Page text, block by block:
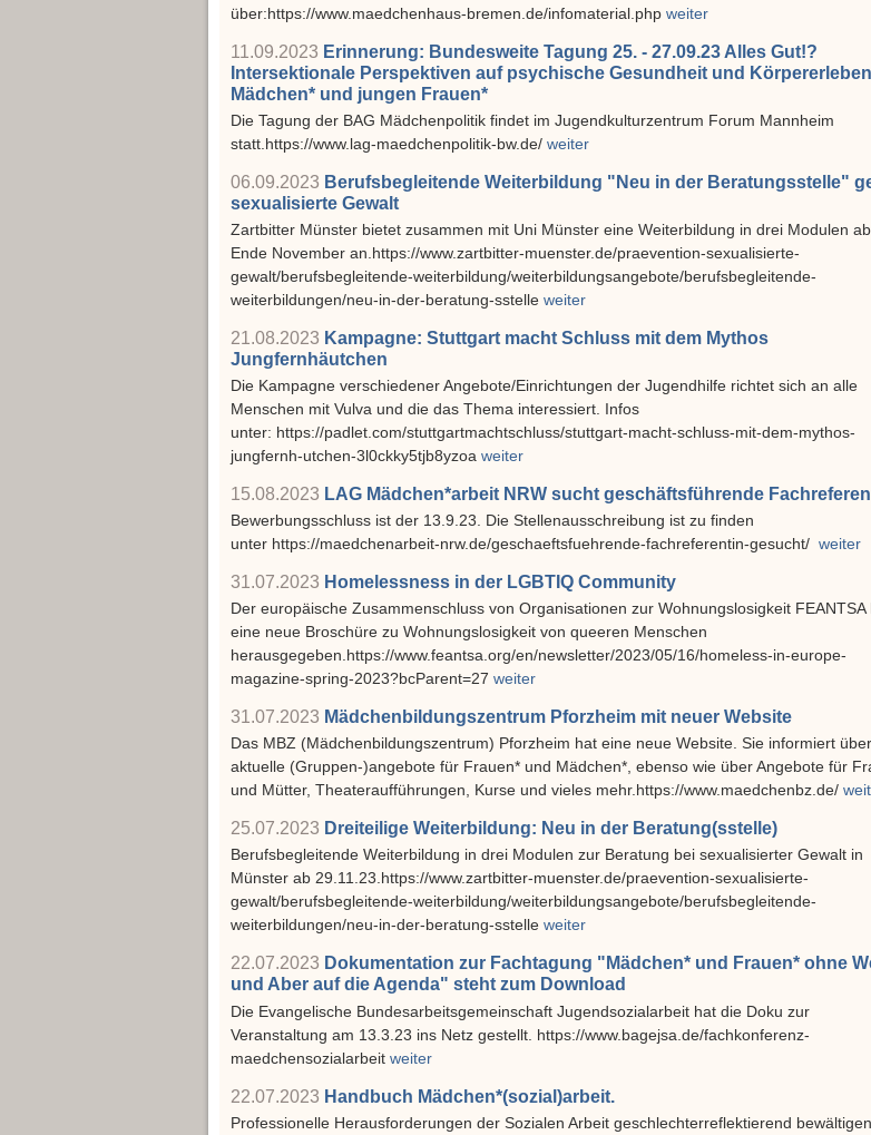
über:https://www.maedchenhaus-bremen.de/infomaterial.php weiter
11.09.2023 Erinnerung: Bundesweite Tagung 25. - 27.09.23 Alles Gut!?
Intersektionale Perspektiven auf psychische Gesundheit und
Mädchen* und jungen Frauen*
Die Tagung der BAG Mädchenpolitik findet im Jugendkulturzentrum Forum Mannheim
statt.https://www.lag-maedchenpolitik-bw.de/ weiter
06.09.2023 Berufsbegleitende Weiterbildung "Neu in der Beratungsstelle"
sexualisierte Gewalt
Zartbitter Münster bietet zusammen mit Uni Münster eine Weiterbildung in drei Modulen ab
Ende November an.https://www.zartbitter-muenster.de/praevention-sexualisierte-
gewalt/berufsbegleitende-weiterbildung/weiterbildungsangebote/berufsbegleitende-
weiterbildungen/neu-in-der-beratung-sstelle weiter
21.08.2023 Kampagne: Stuttgart macht Schluss mit dem Mythos
Jungfernhäutchen
Die Kampagne verschiedener Angebote/Einrichtungen der Jugendhilfe richtet sich an alle
Menschen mit Vulva und die das Thema interessiert. Infos
unter: https://padlet.com/stuttgartmachtschluss/stuttgart-macht-schluss-mit-dem-mythos-
jungfernh-utchen-3l0ckky5tjb8yzoa weiter
15.08.2023 LAG Mädchen*arbeit NRW sucht geschäftsführende
Bewerbungsschluss ist der 13.9.23. Die Stellenausschreibung ist zu finden
unter https://maedchenarbeit-nrw.de/geschaeftsfuehrende-fachreferentin-gesucht/ weiter
31.07.2023 Homelessness in der LGBTIQ Community
Der europäische Zusammenschluss von Organisationen zur Wohnungslosigkeit FEANTSA
eine neue Broschüre zu Wohnungslosigkeit von queeren Menschen
herausgegeben.https://www.feantsa.org/en/newsletter/2023/05/16/homeless-in-europe-
magazine-spring-2023?bcParent=27 weiter
31.07.2023 Mädchenbildungszentrum Pforzheim mit neuer Website
Das MBZ (Mädchenbildungszentrum) Pforzheim hat eine neue Website. Sie informiert über
aktuelle (Gruppen-)angebote für Frauen* und Mädchen*, ebenso wie über Angebote für
und Mütter, Theateraufführungen, Kurse und vieles mehr.https://www.maedchenbz.de/
25.07.2023 Dreiteilige Weiterbildung: Neu in der Beratung(sstelle)
Berufsbegleitende Weiterbildung in drei Modulen zur Beratung bei sexualisierter Gewalt in
Münster ab 29.11.23.https://www.zartbitter-muenster.de/praevention-sexualisierte-
gewalt/berufsbegleitende-weiterbildung/weiterbildungsangebote/berufsbegleitende-
weiterbildungen/neu-in-der-beratung-sstelle weiter
22.07.2023 Dokumentation zur Fachtagung "Mädchen* und Frauen* ohne
und Aber auf die Agenda" steht zum Download
Die Evangelische Bundesarbeitsgemeinschaft Jugendsozialarbeit hat die Doku zur
Veranstaltung am 13.3.23 ins Netz gestellt. https://www.bagejsa.de/fachkonferenz-
maedchensozialarbeit weiter
22.07.2023 Handbuch Mädchen*(sozial)arbeit.
Professionelle Herausforderungen der Sozialen Arbeit geschlechterreflektierend